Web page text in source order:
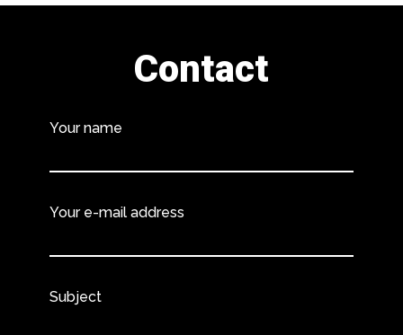
Contact
Your name
Your e-mail address
Subject